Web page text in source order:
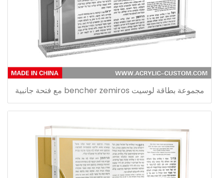
مجموعة بطاقة لوسيت bencher zemiros مع فتحة جانبية